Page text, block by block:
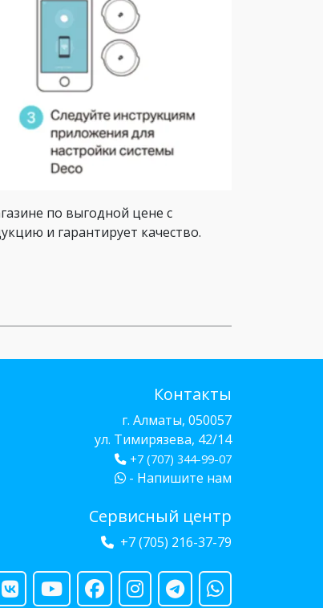
по выгодной цене с
и гарантирует качество.
Контакты
г. Алматы, 050057
ул. Тимирязева, 42/14
+7 (707) 344-99-07
- Напишите нам
Сервисный центр
+7 (705) 216-37-79